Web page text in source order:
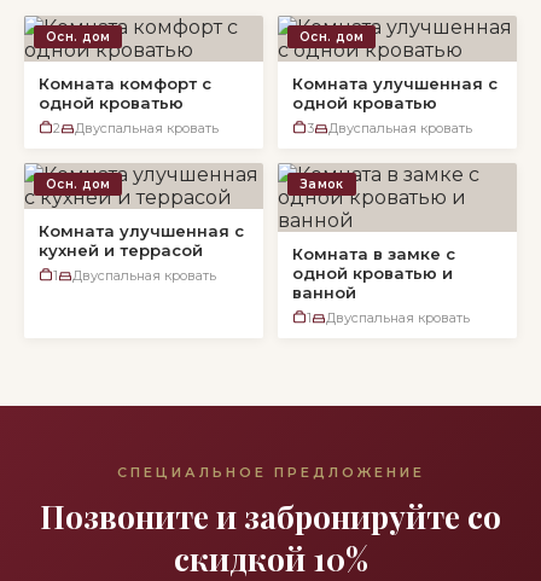
Осн. дом
Комната комфорт с
одной кроватью
2 Двуспальная кровать
Осн. дом
Комната улучшенная с
одной кроватью
3 Двуспальная кровать
Осн. дом
Комната улучшенная с
кухней и террасой
1 Двуспальная кровать
Замок
Комната в замке с
одной кроватью и
ванной
1 Двуспальная кровать
СПЕЦИАЛЬНОЕ ПРЕДЛОЖЕНИЕ
Позвоните и забронируйте со
скидкой 10%